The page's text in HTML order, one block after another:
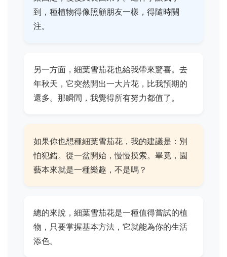
到，種植物得像照顧朋友一樣，得隨時關
注。
另一方面，細葉雪茄花也給我帶來驚喜。去
年秋天，它突然開出一大片花，比我預期的
還多。那瞬間，我覺得所有努力都值了。
如果你也想種細葉雪茄花，我的建議是：別
怕犯錯。從一盆開始，慢慢摸索。畢竟，園
藝本來就是一種樂趣，不是嗎？
總的來說，細葉雪茄花是一種值得嘗試的植
物，只要掌握基本方法，它就能為你的生活
添色。